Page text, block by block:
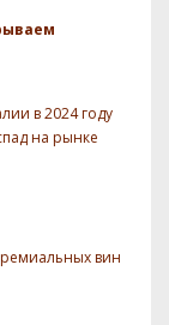
в 2024 году
на рынке
вин